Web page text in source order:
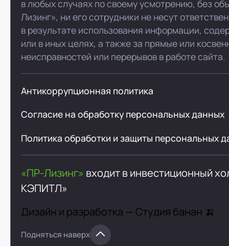
в любых случаях по своему усмотрению, без
Лизинг», ни его сотрудники не несут
в результате использования информации,
или в иных целях, а также за прямые или
неисправностей или перерывов в работе сайта.
Антикоррупционная политика
Согласие на обработку персональных данных
Политика обработки и защиты персональных
«ПР-Лизинг» входит в инвестиционный
КЭПИТЛ»
Дизайн и разработка — Студия банан 🍌
Подняться наверх